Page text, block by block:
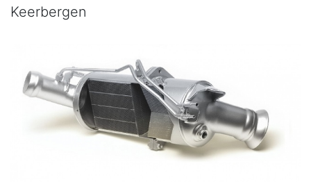
Keerbergen